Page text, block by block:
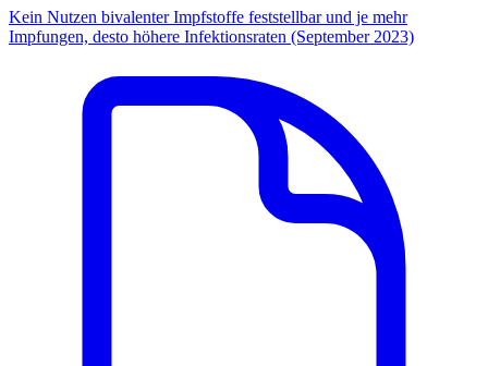
Kein Nutzen bivalenter Impfstoffe feststellbar und je mehr
Impfungen, desto höhere Infektionsraten (September 2023)